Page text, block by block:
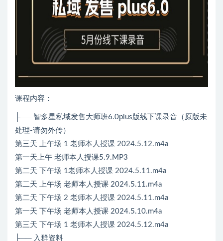
课程内容：
├── 智多星私域发售大师班6.0plus版线下课录音（原版未
处理-请勿外传）
第三天 上午场 1 老师本人授课 2024.5.12.m4a
第一天上午 老师本人授课5.9.MP3
第二天 下午场 1老师本人授课 2024.5.11.m4a
第二天 上午场 老师本人授课 2024.5.11.m4a
第二天 下午场 2 老师本人授课 2024.5.11.m4a
第一天 下午场 老师本人授课 2024.5.10.m4a
第三天 下午场 1 老师本人授课 2024.5.12.m4a
├── 入群资料